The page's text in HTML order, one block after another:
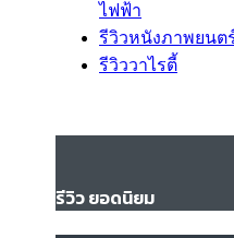
ไฟฟ้า
รีวิวหนังภาพยนต
รีวิววาไรตี้
รีวิว ยอดนิยม